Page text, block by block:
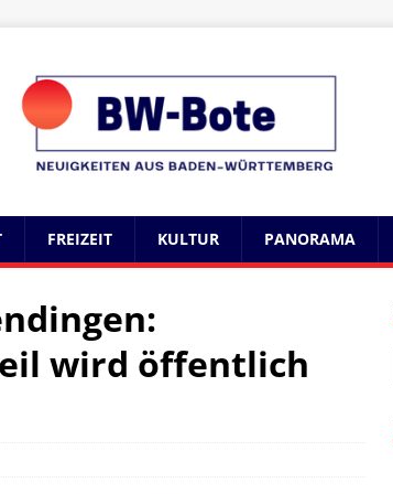
FREIZEIT KULTUR PANORAMA
wird öffentlich